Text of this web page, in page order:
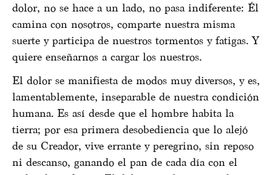
dolor, no se hace a un lado, no pasa indiferente: Él
camina con nosotros, comparte nuestra misma
suerte y participa de nuestros tormentos y fatigas. Y
quiere enseñarnos a cargar los nuestros.
El dolor se manifiesta de modos muy diversos, y es,
lamentablemente, inseparable de nuestra condición
humana. Es así desde que el hombre habita la
tierra; por esa primera desobediencia que lo alejó
de su Creador, vive errante y peregrino, sin reposo
ni descanso, ganando el pan de cada día con el